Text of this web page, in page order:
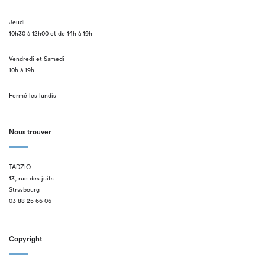
Jeudi
10h30 à 12h00 et de 14h à 19h
Vendredi et Samedi
10h à 19h
Fermé les lundis
Nous trouver
TADZIO
13, rue des juifs
Strasbourg
03 88 25 66 06
Copyright